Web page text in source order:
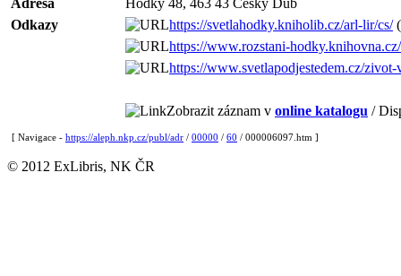
Adresa
Hodky 48, 463 43 Český Dub
Odkazy
https://svetlahodky.kniholib.cz/arl-lir/cs/
https://www.rozstani-hodky.knihovna.cz/
https://www.svetlapodjestedem.cz/
Zobrazit záznam v online katalogu /
[ Navigace - https://aleph.nkp.cz/publ/adr / 00000 / 60 / 000006097.htm ]
© 2012 ExLibris, NK ČR